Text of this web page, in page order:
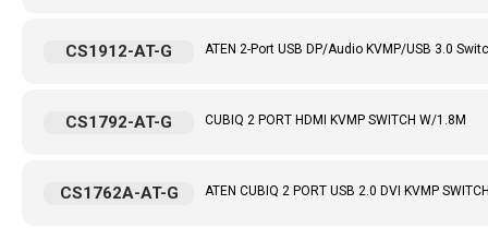
ATEN 2-Port USB DP/Audio KVMP/USB 3.0
CS1912-AT-G
CUBIQ 2 PORT HDMI KVMP SWITCH W/1.8M
CS1792-AT-G
ATEN CUBIQ 2 PORT USB 2.0 DVI KVMP SWITCH
CS1762A-AT-G